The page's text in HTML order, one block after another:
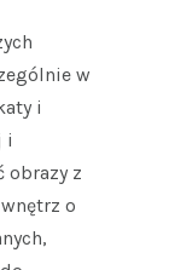
w
i
i
obrazy z
o